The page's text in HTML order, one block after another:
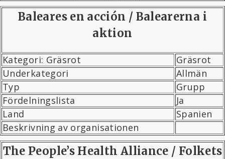
Baleares en acción / Balearerna i
aktion
Kategori: Gräsrot
Gräsrot
Underkategori
Allmän
Typ
Grupp
Fördelningslista
Ja
Land
Spanien
Beskrivning av organisationen
The People’s Health Alliance / Folkets